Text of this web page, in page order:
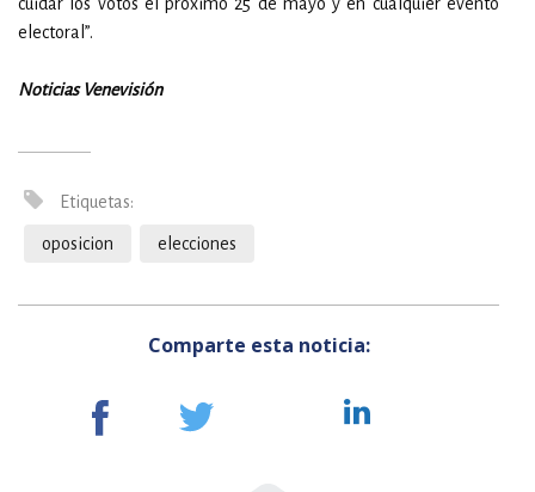
electoral”.
Noticias Venevisión
Etiquetas:
oposicion elecciones
Comparte esta noticia: